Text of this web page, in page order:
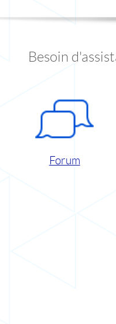
Besoin
Forum